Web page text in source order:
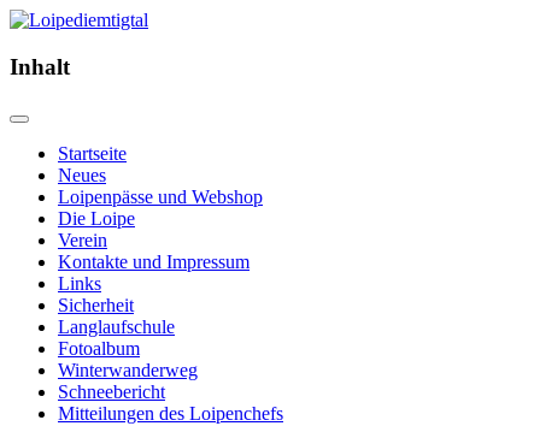
Inhalt
Startseite
Neues
Loipenpässe und Webshop
Die Loipe
Verein
Kontakte und Impressum
Links
Sicherheit
Langlaufschule
Fotoalbum
Winterwanderweg
Schneebericht
Mitteilungen des Loipenchefs